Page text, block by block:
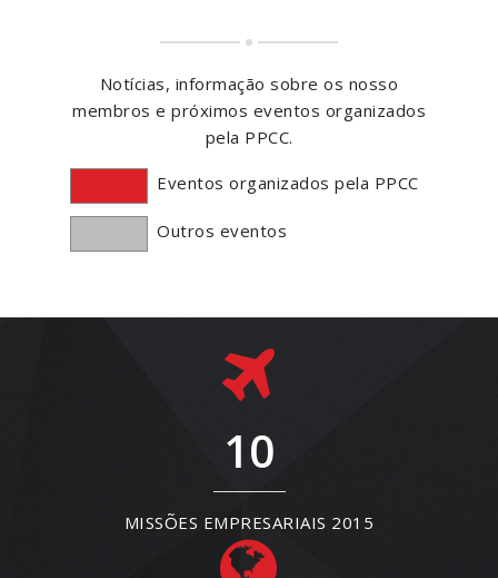
Notícias, informação sobre os nosso
membros e próximos eventos organizados
pela PPCC.
Eventos organizados pela PPCC
Outros eventos
10
MISSÕES EMPRESARIAIS 2015